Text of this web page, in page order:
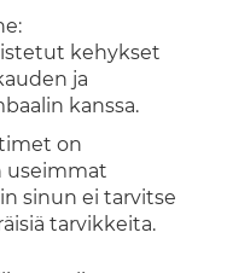
kehykset
ja
kanssa.
on
useimmat
sinun ei tarvitse
tarvikkeita.